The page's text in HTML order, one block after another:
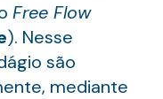
Free Flow
). Nesse
são
mediante